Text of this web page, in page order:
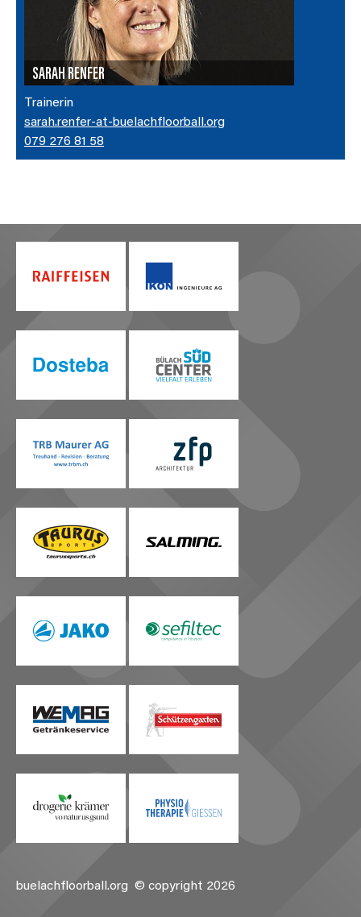
SARAH RENFER
Trainerin
sarah.renfer-at-buelachfloorball.org
079 276 81 58
buelachfloorball.org © copyright 2026